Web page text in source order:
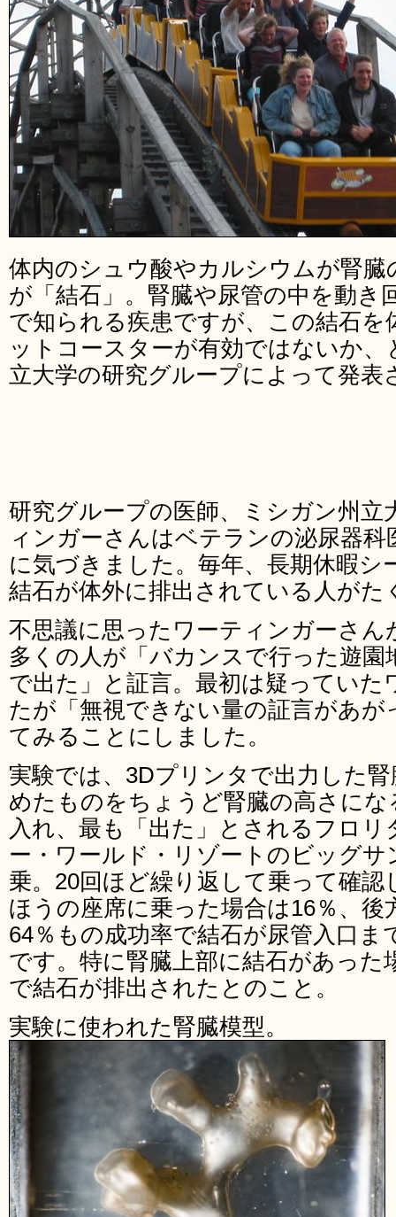
体内のシュウ酸やカルシウムが腎
が「結石」。腎臓や尿管の中を動き
で知られる疾患ですが、この結石
ットコースターが有効ではないか
立大学の研究グループによって発表
研究グループの医師、ミシガン州立
ィンガーさんはベテランの泌尿器
に気づきました。毎年、長期休暇シ
結石が体外に排出されている人がた
不思議に思ったワーティンガーさん
多くの人が「バカンスで行った遊
で出た」と証言。最初は疑ってい
たが「無視できない量の証言があ
てみることにしました。
実験では、3Dプリンタで出力した
めたものをちょうど腎臓の高さに
入れ、最も「出た」とされるフロ
ー・ワールド・リゾートのビッグ
乗。20回ほど繰り返して乗って確
ほうの座席に乗った場合は16％、
64％もの成功率で結石が尿管入口
です。特に腎臓上部に結石があった
で結石が排出されたとのこと。
実験に使われた腎臓模型。